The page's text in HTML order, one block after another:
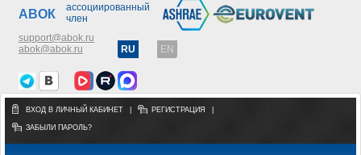
АВОК
ассоциированный
член
support@abok.ru
abok@abok.ru
RU EN
ВХОД В ЛИЧНЫЙ КАБИНЕТ РЕГИСТРАЦИЯ
ЗАБЫЛИ ПАРОЛЬ?